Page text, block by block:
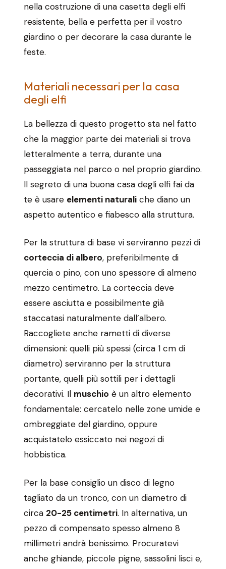
nella costruzione di una casetta degli elfi
resistente, bella e perfetta per il vostro
giardino o per decorare la casa durante le
feste.
Materiali necessari per la casa
degli elfi
La bellezza di questo progetto sta nel fatto
che la maggior parte dei materiali si trova
letteralmente a terra, durante una
passeggiata nel parco o nel proprio giardino.
Il segreto di una buona casa degli elfi fai da
te è usare elementi naturali che diano un
aspetto autentico e fiabesco alla struttura.
Per la struttura di base vi serviranno pezzi di
corteccia di albero, preferibilmente di
quercia o pino, con uno spessore di almeno
mezzo centimetro. La corteccia deve
essere asciutta e possibilmente già
staccatasi naturalmente dall’albero.
Raccogliete anche rametti di diverse
dimensioni: quelli più spessi (circa 1 cm di
diametro) serviranno per la struttura
portante, quelli più sottili per i dettagli
decorativi. Il muschio è un altro elemento
fondamentale: cercatelo nelle zone umide e
ombreggiate del giardino, oppure
acquistatelo essiccato nei negozi di
hobbistica.
Per la base consiglio un disco di legno
tagliato da un tronco, con un diametro di
circa 20-25 centimetri. In alternativa, un
pezzo di compensato spesso almeno 8
millimetri andrà benissimo. Procuratevi
anche ghiande, piccole pigne, sassolini lisci e,